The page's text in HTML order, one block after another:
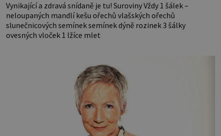
Vynikající a zdravá snídaně je tu! Suroviny Vždy 1 šálek –
neloupaných mandlí kešu ořechů vlašských ořechů
slunečnicových semínek semínek dýně rozinek 3 šálky
ovesných vloček 1 lžíce mlet